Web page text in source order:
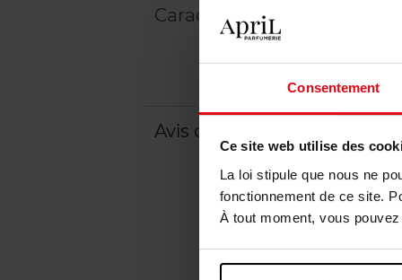
Consentement
Ce site web utilise des
La loi stipule que nous ne
fonctionnement de ce site.
À tout moment, vous
Caractéristiques
Avis client